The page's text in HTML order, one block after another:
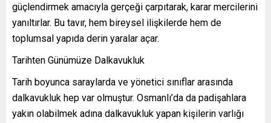
güçlendirmek amacıyla gerçeği çarpıtarak, karar mercilerini
yanıltırlar. Bu tavır, hem bireysel ilişkilerde hem de
toplumsal yapıda derin yaralar açar.
Tarihten Günümüze Dalkavukluk
Tarih boyunca saraylarda ve yönetici sınıflar arasında
dalkavukluk hep var olmuştur. Osmanlı’da da padişahlara
yakın olabilmek adına dalkavukluk yapan kişilerin varlığı